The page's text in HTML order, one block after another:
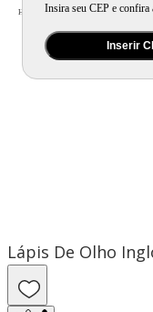
Insira seu CEP e confira
Inserir
Home Saúde e Beleza / Maquiagem /
Lápis De Olho